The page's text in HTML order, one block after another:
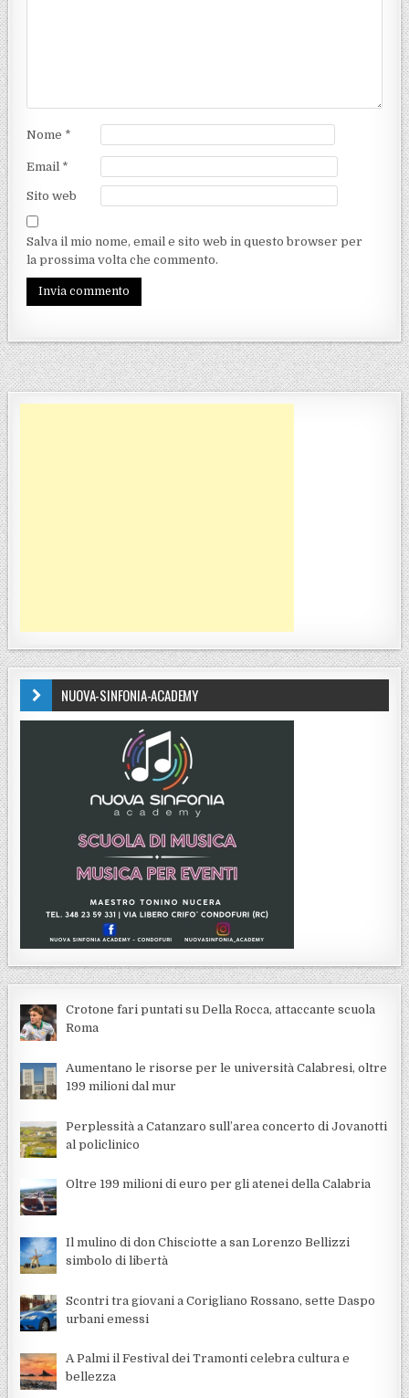
Nome *
Email *
Sito web
Salva il mio nome, email e sito web in questo browser per
la prossima volta che commento.
NUOVA-SINFONIA-ACADEMY
Crotone fari puntati su Della Rocca, attaccante scuola
Roma
Aumentano le risorse per le università Calabresi, oltre
199 milioni dal mur
Perplessità a Catanzaro sull’area concerto di Jovanotti
al policlinico
Oltre 199 milioni di euro per gli atenei della Calabria
Il mulino di don Chisciotte a san Lorenzo Bellizzi
simbolo di libertà
Scontri tra giovani a Corigliano Rossano, sette Daspo
urbani emessi
A Palmi il Festival dei Tramonti celebra cultura e
bellezza